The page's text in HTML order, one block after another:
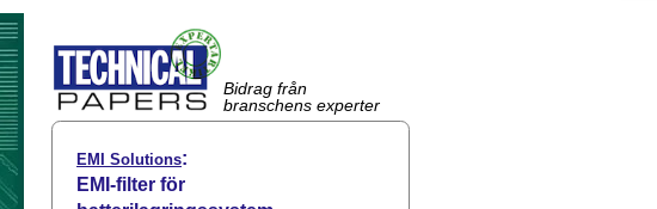
Bidrag från
branschens experter
EMI Solutions:
EMI-filter för